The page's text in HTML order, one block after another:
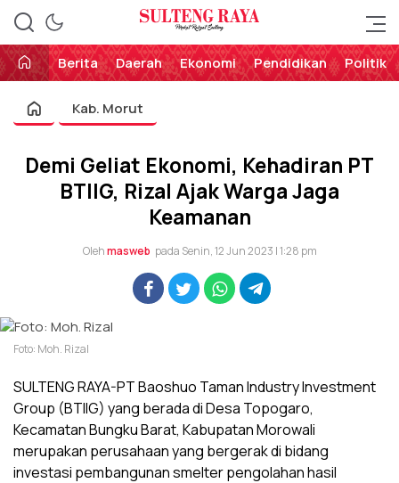
Sulteng Raya
Perekat Rakyat Sulteng
Berita
Daerah Ekonomi Pendidikan Politik
Kab. Morut
Demi Geliat Ekonomi, Kehadiran PT
BTIIG, Rizal Ajak Warga Jaga
Keamanan
Olehmasweb pada Senin, 12 Jun 2023 | 1:28 pm
Foto: Moh. Rizal
SULTENG RAYA-PT Baoshuo Taman Industry Investment
Group (BTIIG) yang berada di Desa Topogaro,
Kecamatan Bungku Barat, Kabupatan Morowali
merupakan perusahaan yang bergerak di bidang
investasi pembangunan smelter pengolahan hasil